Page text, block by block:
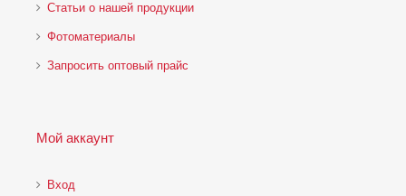
Статьи о нашей продукции
Фотоматериалы
Запросить оптовый прайс
Мой аккаунт
Вход